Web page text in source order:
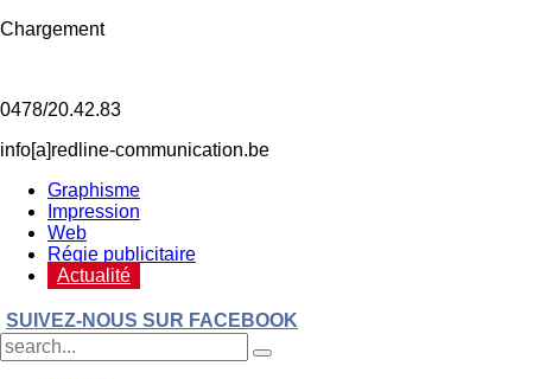
Chargement
0478/20.42.83
info[a]redline-communication.be
Graphisme
Impression
Web
Régie publicitaire
Actualité
SUIVEZ-NOUS SUR FACEBOOK